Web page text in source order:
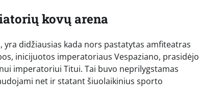
kovų arena
yra didžiausias kada nors pastatytas amfiteatras
inicijuotos imperatoriaus Vespaziano, prasidėjo
imperatoriui Titui. Tai buvo neprilygstamas
net ir statant šiuolaikinius sporto